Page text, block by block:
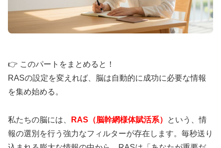
チュアルな本質を解説。豊かさマインドと金
運の法則を学び、経済的自由への第一歩を踏
み出せます。
無料電子書籍をダウンロード
👉 このパートをまとめると！
RASの設定を変えれば、脳は自動的に成功に必要な情報
を集め始める。
私たちの脳には、 RAS（脳幹網様体賦活系）
という、情
報の選別を行う強力なフィルターが存在します。毎秒送り